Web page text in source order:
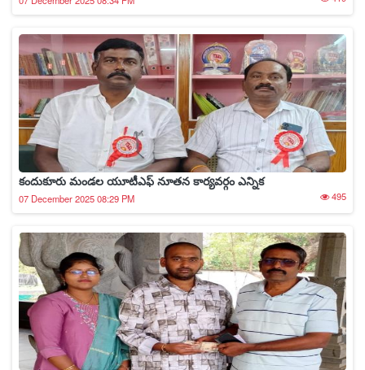
కందుకూరు మండల యూటీఎఫ్ నూతన కార్యవర్గం ఎన్నిక
07 December 2025 08:29 PM 495